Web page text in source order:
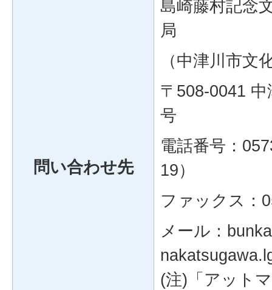
問い合わせ先
島崎藤村記念
局
（中津川市文
〒508-0041
号
電話番号：
19）
ファックス：
メール：
(注)「アット